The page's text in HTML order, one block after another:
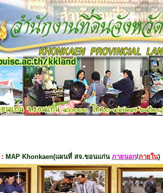
: MAP Khonkaen(แผนที่ สจ.ขอนแก่น ภายนอก/ภายใน)